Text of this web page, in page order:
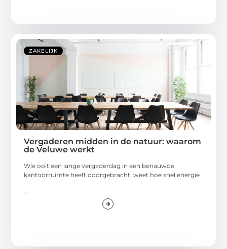
ZAKELIJK
Vergaderen midden in de natuur: waarom
de Veluwe werkt
Wie ooit een lange vergaderdag in een benauwde
kantoorruimte heeft doorgebracht, weet hoe snel energie
...